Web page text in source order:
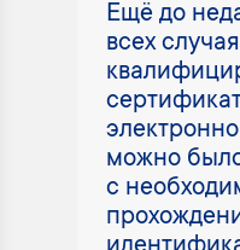
Ещё до
всех
можно
с